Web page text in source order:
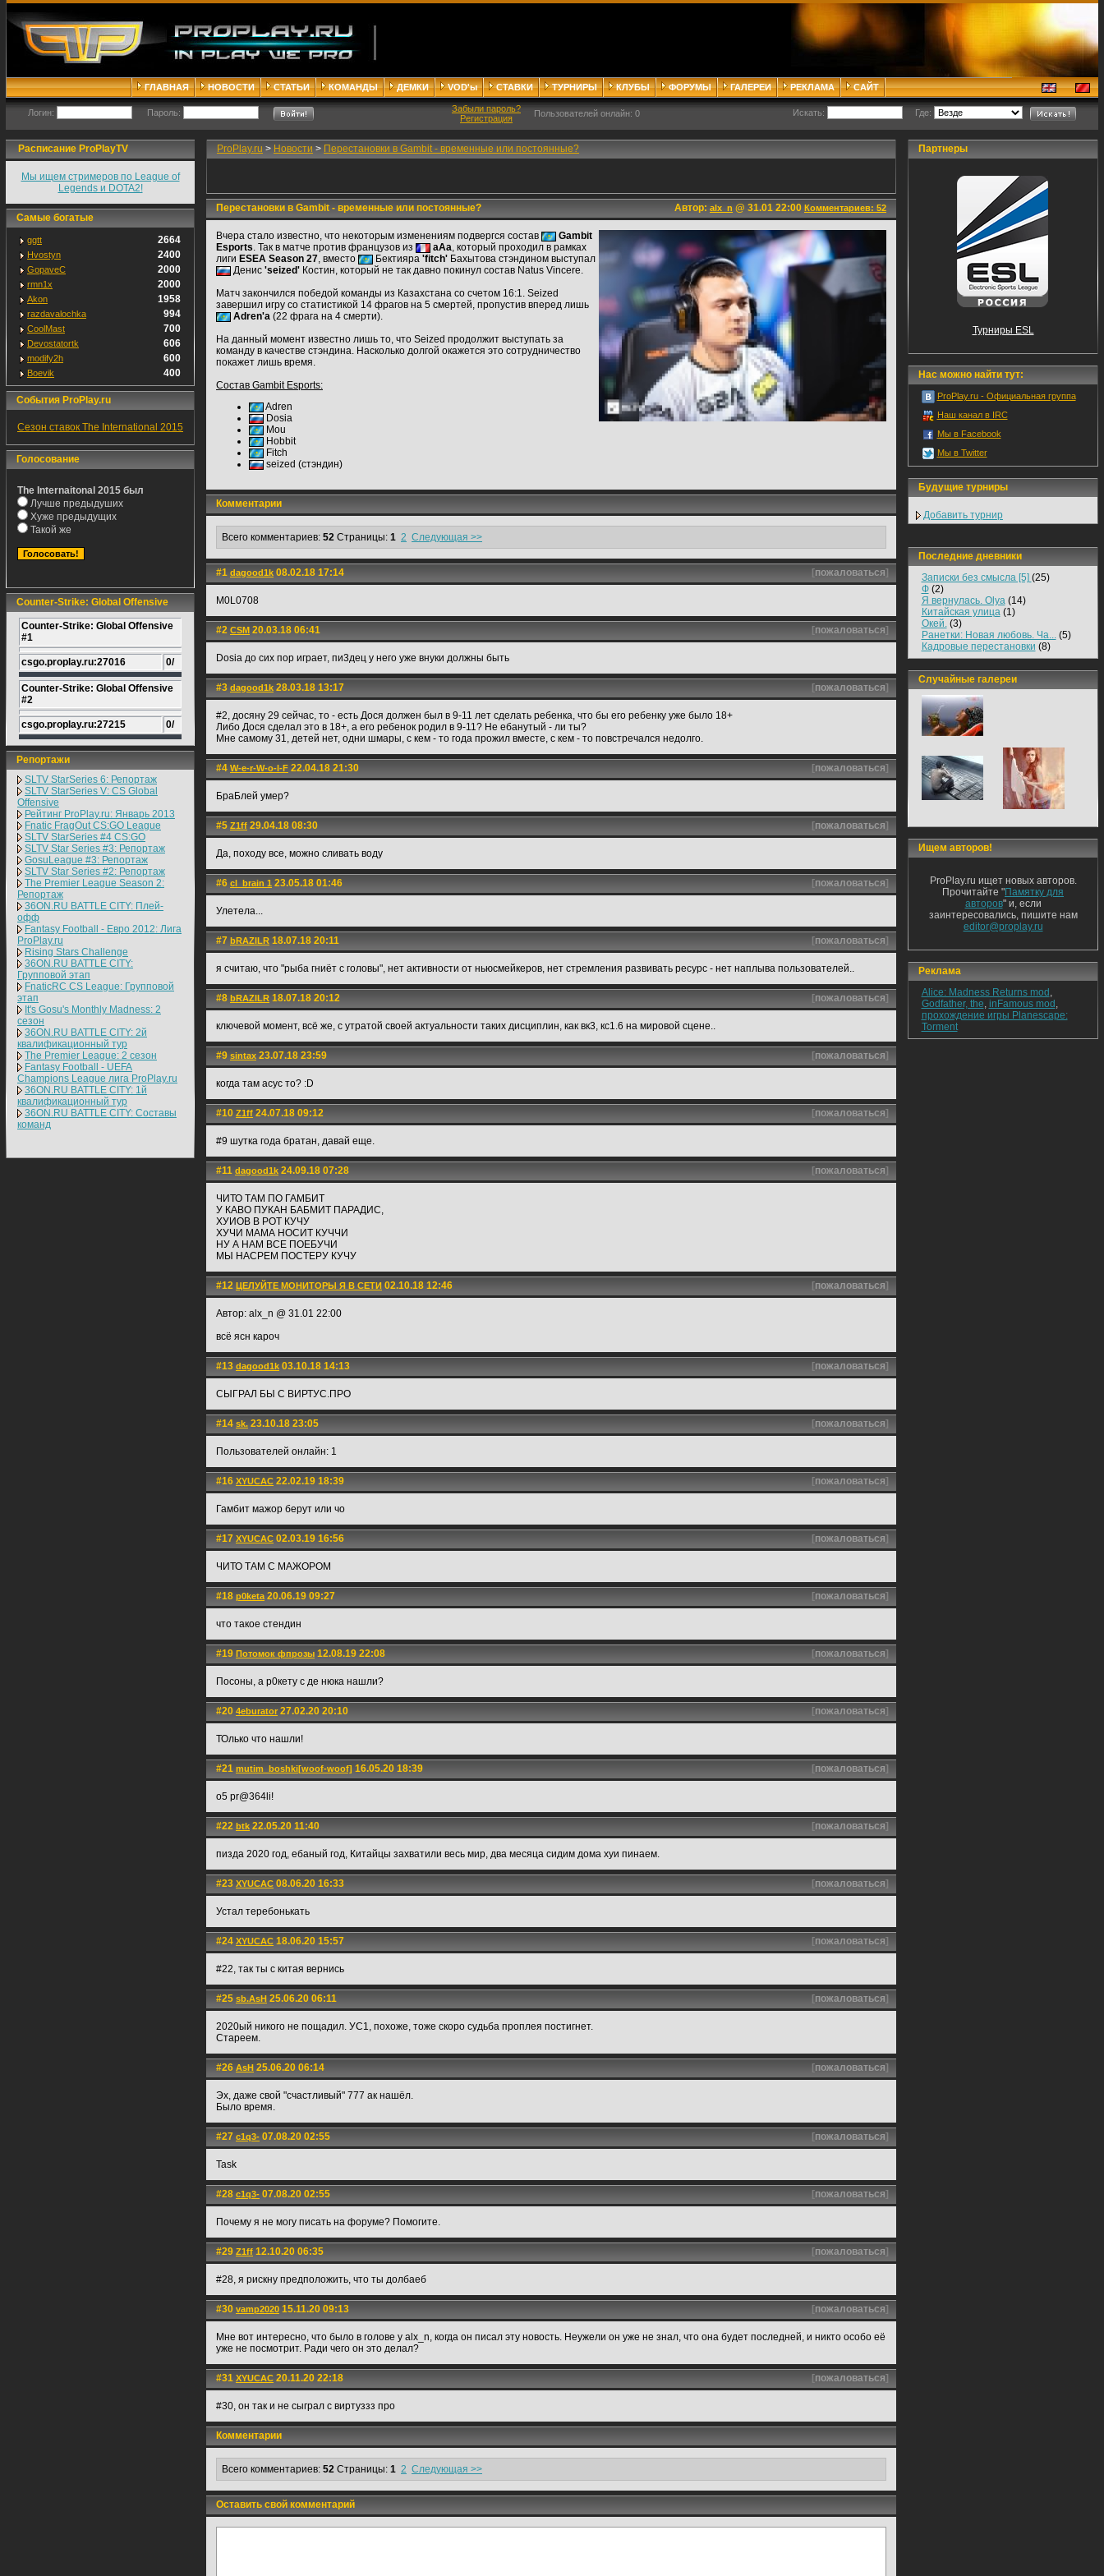
ГЛАВНАЯ НОВОСТИ СТАТЬИ КОМАНДЫ ДЕМКИ VOD'ы СТАВКИ ТУРНИРЫ КЛУБЫ ФОРУМЫ ГАЛЕРЕИ РЕКЛАМА САЙТ
Логин: Пароль:
Забыли пароль?
Регистрация
Пользователей онлайн: 0 Искать: Где:
Расписание ProPlayTV
Мы ищем стримеров по League of
Legends и DOTA2!
Самые богатые
ggtt 2664
Hvostyn 2400
GopaveC 2000
rmn1x 2000
Akon 1958
razdavalochka 994
CoolMast 700
Devostatortk 606
modify2h 600
Boevik 400
События ProPlay.ru
Сезон ставок The International 2015
Голосование
The Internaitonal 2015 был
Лучше предыдуших
Хуже предыдущих
Такой же
Counter-Strike: Global Offensive
Counter-Strike: Global Offensive
#1
csgo.proplay.ru:27016 0/
Counter-Strike: Global Offensive
#2
csgo.proplay.ru:27215 0/
Репортажи
SLTV StarSeries 6: Репортаж
SLTV StarSeries V: CS Global
Offensive
Рейтинг ProPlay.ru: Январь 2013
Fnatic FragOut CS:GO League
SLTV StarSeries #4 CS:GO
SLTV Star Series #3: Репортаж
GosuLeague #3: Репортаж
SLTV Star Series #2: Репортаж
The Premier League Season 2:
Репортаж
36ON.RU BATTLE CITY: Плей-
офф
Fantasy Football - Евро 2012: Лига
ProPlay.ru
Rising Stars Challenge
36ON.RU BATTLE CITY:
Групповой этап
FnaticRC CS League: Групповой
этап
It's Gosu's Monthly Madness: 2
сезон
36ON.RU BATTLE CITY: 2й
квалификационный тур
The Premier League: 2 cезон
Fantasy Football - UEFA
Champions League лига ProPlay.ru
36ON.RU BATTLE CITY: 1й
квалификационный тур
36ON.RU BATTLE CITY: Составы
команд
ProPlay.ru > Новости > Перестановки в Gambit - временные или постоянные?
Перестановки в Gambit - временные или постоянные? Автор: alx_n @ 31.01 22:00 Комментариев: 52
Вчера стало известно, что некоторым изменениям подвергся состав
Gambit
Esports. Так в матче против французов из aAa, который проходил в рамках
лиги ESEA Season 27, вместо Бектияра 'fitch' Бахытова стэндином выступал
Денис 'seized' Костин, который не так давно покинул состав Natus Vincere.
Матч закончился победой команды из Казахстана со счетом 16:1. Seized
завершил игру со статистикой 14 фрагов на 5 смертей, пропустив вперед лишь
Adren'a (22 фрага на 4 смерти).
На данный момент известно лишь то, что Seized продолжит выступать за
команду в качестве стэндина. Насколько долгой окажется это сотрудничество
покажет лишь время.
Состав Gambit Esports:
Adren
Dosia
Mou
Hobbit
Fitch
seized (стэндин)
Комментарии
Всего комментариев: 52 Страницы: 1 2 Следующая >>
#1 dagood1k 08.02.18 17:14 [пожаловаться]
M0L0708
#2 CSM 20.03.18 06:41 [пожаловаться]
Dosia до сих пор играет, пи3дец у него уже внуки должны быть
#3 dagood1k 28.03.18 13:17 [пожаловаться]
#2, досяну 29 сейчас, то - есть Дося должен был в 9-11 лет сделать ребенка, что бы его ребенку уже было 18+
Либо Дося сделал это в 18+, а его ребенок родил в 9-11? Не ебанутый - ли ты?
Мне самому 31, детей нет, одни шмары, с кем - то года прожил вместе, с кем - то повстречался недолго.
#4 W-e-r-W-o-l-F 22.04.18 21:30 [пожаловаться]
БраБлей умер?
#5 Z1ff 29.04.18 08:30 [пожаловаться]
Да, походу все, можно сливать воду
#6 cl_brain 1 23.05.18 01:46 [пожаловаться]
Улетела...
#7 bRAZILR 18.07.18 20:11 [пожаловаться]
я считаю, что "рыба гниёт с головы", нет активности от ньюсмейкеров, нет стремления развивать ресурс - нет наплыва пользователей..
#8 bRAZILR 18.07.18 20:12 [пожаловаться]
ключевой момент, всё же, с утратой своей актуальности таких дисциплин, как вк3, кс1.6 на мировой сцене..
#9 sintax 23.07.18 23:59 [пожаловаться]
когда там асус то? :D
#10 Z1ff 24.07.18 09:12 [пожаловаться]
#9 шутка года братан, давай еще.
#11 dagood1k 24.09.18 07:28 [пожаловаться]
ЧИТО ТАМ ПО ГАМБИТ
У КАВО ПУКАН БАБМИТ ПАРАДИС,
ХУИОВ В РОТ КУЧУ
ХУЧИ МАМА НОСИТ КУЧЧИ
НУ А НАМ ВСЕ ПОЕБУЧИ
МЫ НАСРЕМ ПОСТЕРУ КУЧУ
#12 ЦЕЛУЙТЕ МОНИТОРЫ Я В СЕТИ 02.10.18 12:46 [пожаловаться]
Автор: alx_n @ 31.01 22:00
всё ясн кароч
#13 dagood1k 03.10.18 14:13 [пожаловаться]
СЫГРАЛ БЫ С ВИРТУС.ПРО
#14 sk. 23.10.18 23:05 [пожаловаться]
Пользователей онлайн: 1
#16 XYUCAC 22.02.19 18:39 [пожаловаться]
Гамбит мажор берут или чо
#17 XYUCAC 02.03.19 16:56 [пожаловаться]
ЧИТО ТАМ С МАЖОРОМ
#18 p0keta20.06.19 09:27 [пожаловаться]
что такое стендин
#19 Потомок фпрозы 12.08.19 22:08 [пожаловаться]
Посоны, а р0кету с де нюка нашли?
#20 4eburator 27.02.20 20:10 [пожаловаться]
ТОлько что нашли!
#21 mutim_boshki[woof-woof] 16.05.20 18:39 [пожаловаться]
o5 pr@364li!
#22 btk 22.05.20 11:40 [пожаловаться]
пизда 2020 год, ебаный год, Китайцы захватили весь мир, два месяца сидим дома хуи пинаем.
#23 XYUCAC 08.06.20 16:33 [пожаловаться]
Устал теребонькать
#24 XYUCAC 18.06.20 15:57 [пожаловаться]
#22, так ты с китая вернись
#25 sb.AsH 25.06.20 06:11 [пожаловаться]
2020ый никого не пощадил. УС1, похоже, тоже скоро судьба проплея постигнет.
Стареем.
#26 AsH 25.06.20 06:14 [пожаловаться]
Эх, даже свой "счастливый" 777 ак нашёл.
Было время.
#27 c1q3- 07.08.20 02:55 [пожаловаться]
Task
#28 c1q3- 07.08.20 02:55 [пожаловаться]
Почему я не могу писать на форуме? Помогите.
#29 Z1ff 12.10.20 06:35 [пожаловаться]
#28, я рискну предположить, что ты долбаеб
#30 vamp2020 15.11.20 09:13 [пожаловаться]
Мне вот интересно, что было в голове у alx_n, когда он писал эту новость. Неужели он уже не знал, что она будет последней, и никто особо её
уже не посмотрит. Ради чего он это делал?
#31 XYUCAC 20.11.20 22:18 [пожаловаться]
#30, он так и не сыграл с виртуззз про
Комментарии
Всего комментариев: 52 Страницы: 1 2 Следующая >>
Оставить свой комментарий
Партнеры
Турниры ESL
Нас можно найти тут:
ProPlay.ru - Официальная группа
Наш канал в IRC
Мы в Facebook
Мы в Twitter
Будущие турниры
Добавить турнир
Последние дневники
Записки без смысла [5] (25)
Ф(2)
Я вернулась. Olya(14)
Китайская улица(1)
Окей.(3)
Ранетки: Новая любовь. Ча...(5)
Кадровые перестановки (8)
Случайные галереи
Ищем авторов!
ProPlay.ru ищет новых авторов.
Прочитайте "Памятку для
авторов" и, если
заинтересовались, пишите нам
editor@proplay.ru
Реклама
Alice: Madness Returns mod ,
Godfather, the, inFamous mod ,
прохождение игры Planescape:
Torment